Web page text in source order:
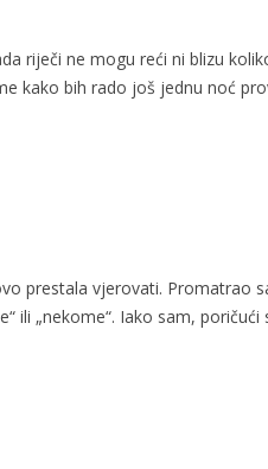
riječi ne mogu reći ni blizu
kako bih rado još jednu noć
prestala vjerovati. Promatrao
ili „nekome“. Iako sam, poričući